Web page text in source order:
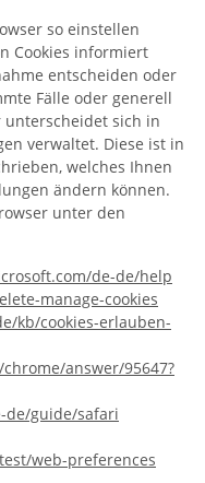
so einstellen
Cookies informiert
entscheiden oder
Fälle oder generell
unterscheidet sich in
verwaltet. Diese ist in
welches Ihnen
ändern können.
unter den
/de-de/help
manage-cookies
/kb/cookies-erlauben-
/chrome/answer/95647?
de/guide/safari
/web-preferences